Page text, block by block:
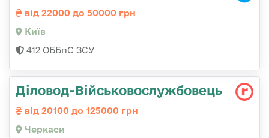
від 22000 до 50000 грн
Київ
412 ОББпС ЗСУ
Діловод-Військовослужбовець
від 20100 до 125000 грн
Черкаси